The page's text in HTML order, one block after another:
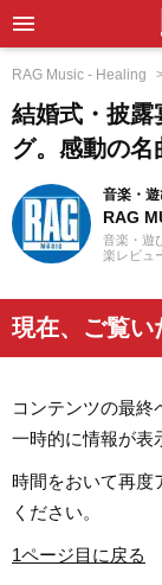
RAG Music - Healing
結婚式・披露
グ。感動の名
音楽・
RAG
音楽・遊
楽レビュ
現在、ご覧い
コンテンツの最終
一時的に情報が表
時間をおいて再度
ください。
1ページ目に戻る